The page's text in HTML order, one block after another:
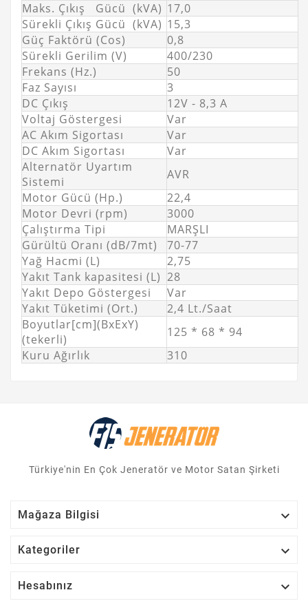
Maks. Çıkış Gücü (kVA) 17,0
Sürekli Çıkış Gücü (kVA) 15,3
Güç Faktörü (Cos)
0,8
Sürekli Gerilim (V)
400/230
Frekans (Hz.)
50
Faz Sayısı
3
DC Çıkış
12V - 8,3 A
Voltaj Göstergesi
Var
AC Akım Sigortası
Var
DC Akım Sigortası
Var
Alternatör Uyartım
Sistemi
AVR
Motor Gücü (Hp.)
22,4
Motor Devri (rpm)
3000
Çalıştırma Tipi
MARŞLI
Gürültü Oranı (dB/7mt)
70-77
Yağ Hacmi (L)
2,75
Yakıt Tank kapasitesi (L) 28
Yakıt Depo Göstergesi
Var
Yakıt Tüketimi (Ort.)
2,4 Lt./Saat
Boyutlar[cm](BxExY)
(tekerli)
125 * 68 * 94
Kuru Ağırlık
310
Türkiye'nin En Çok Jeneratör ve Motor Satan Şirketi
Mağaza Bilgisi 
Kategoriler 
Hesabınız 